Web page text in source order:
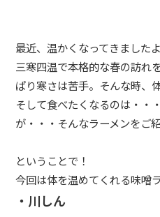
iCracked Store 藤枝くりっぴープ
iCracked Store ノブレスパルク
iCracked Store イオン浜松西
来店予約
サービス
最近、温かくなってきましたよ
三寒四温で本格的な春の訪れ
ぱり寒さは苦手。そんな時、
そして食べたくなるのは・・
が・・・そんなラーメンをご
ということで！
今回は体を温めてくれる味噌
・川しん